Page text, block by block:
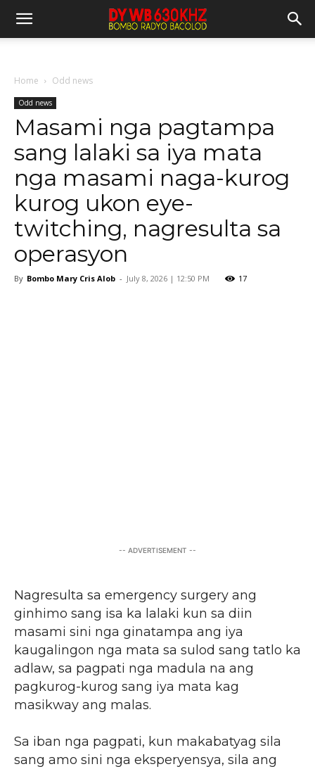
Home Odd news
Odd news
Masami nga pagtampa
sang lalaki sa iya mata
nga masami naga-kurog
kurog ukon eye-
twitching, nagresulta sa
operasyon
By Bombo Mary Cris Alob - July 8, 2026 | 12:50 PM 17
-- ADVERTISEMENT --
Nagresulta sa emergency surgery ang
ginhimo sang isa ka lalaki kun sa diin
masami sini nga ginatampa ang iya
kaugalingon nga mata sa sulod sang tatlo ka
adlaw, sa pagpati nga madula na ang
pagkurog-kurog sang iya mata kag
masikway ang malas.
Sa iban nga pagpati, kun makabatyag sila
sang amo sini nga eksperyensya, sila ang